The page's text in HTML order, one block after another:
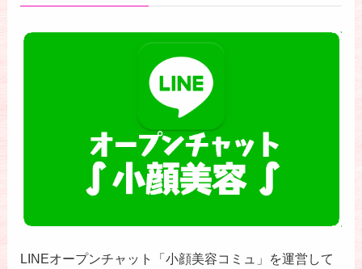
LINEオープンチャット「小顔美容コミュ」を運営して